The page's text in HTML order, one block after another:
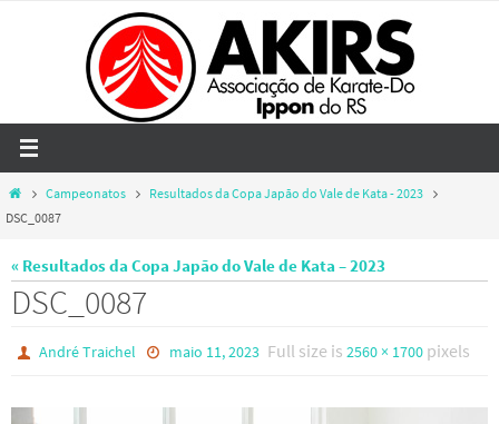
HomeCampeonatos
Resultados da Copa Japão do Vale de Kata - 2023
DSC_0087
« Resultados da Copa Japão do Vale de Kata – 2023
DSC_0087
André Traichel maio 11, 2023 Full size is 2560 × 1700pixels